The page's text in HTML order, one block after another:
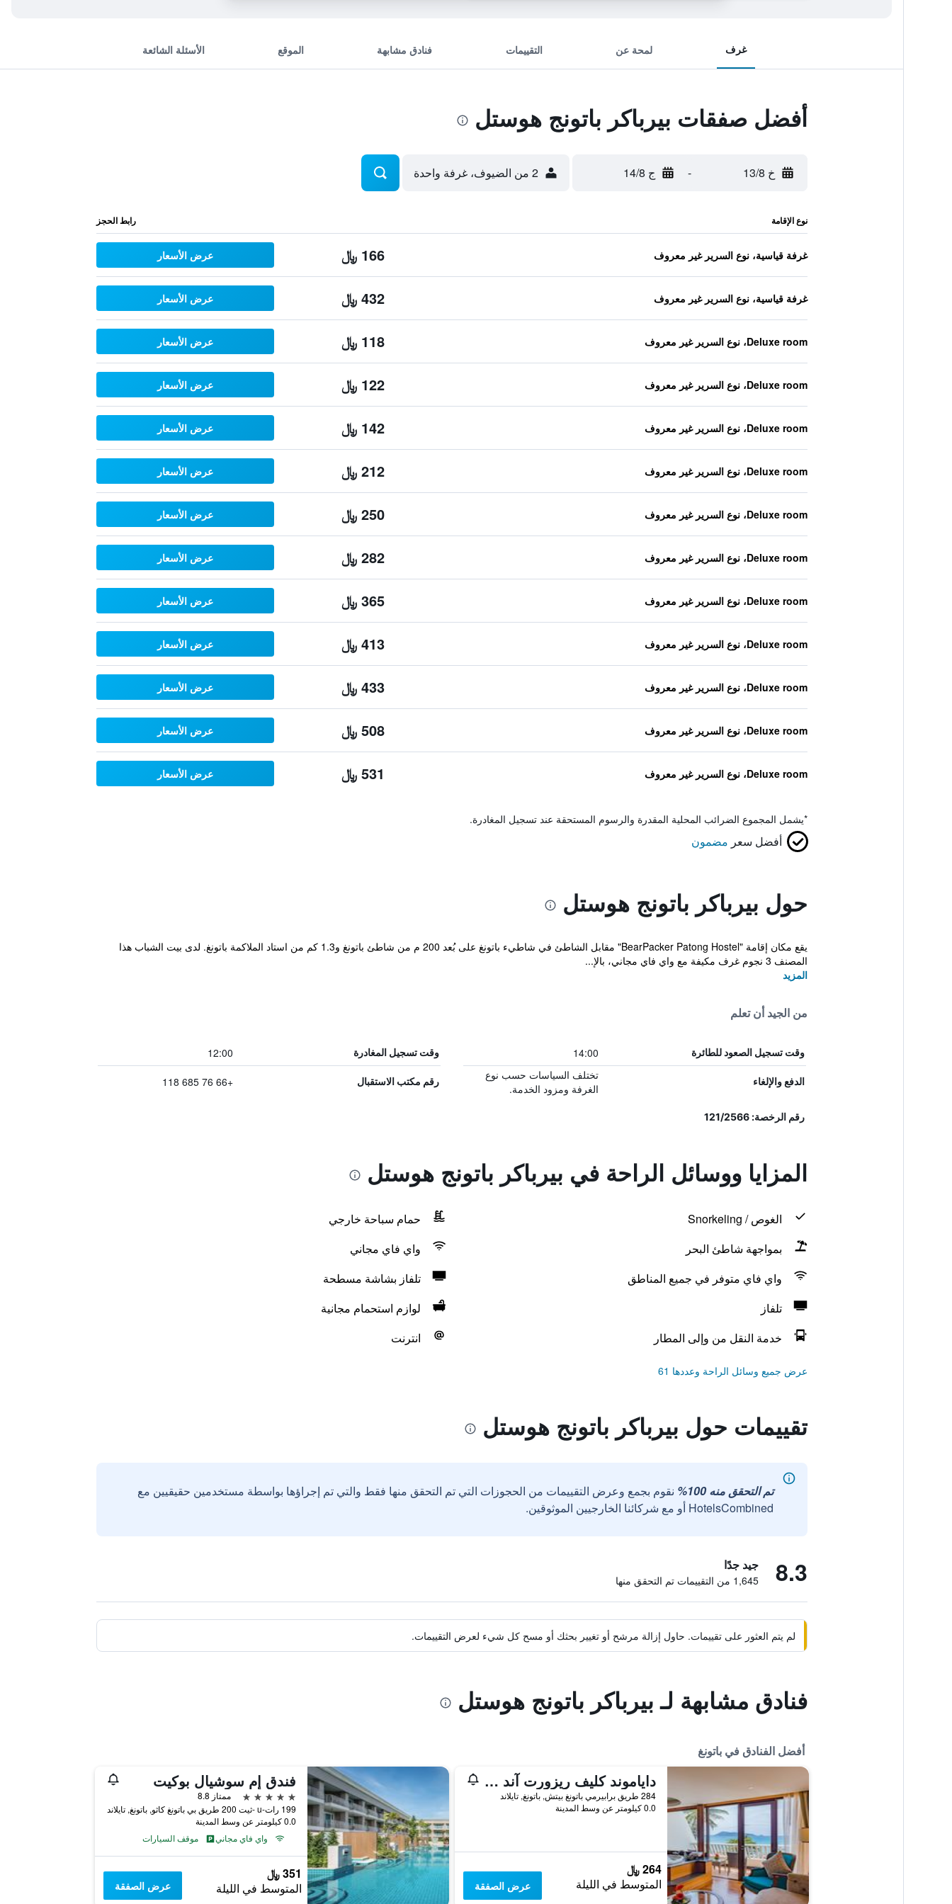
غرف لمحة عن التقييمات فنادق مشابهة الموقع الأسئلة الشائعة
أفضل صفقات بيرباكر باتونج هوستل
خ 13/8 - ج 14/8 2 من الضيوف، غرفة واحدة
نوع الإقامة رابط الحجز
غرفة قياسية، نوع السرير غير معروف 166 ﷼ عرض الأسعار
غرفة قياسية، نوع السرير غير معروف 432 ﷼ عرض الأسعار
Deluxe room، نوع السرير غير معروف 118 ﷼ عرض الأسعار
Deluxe room، نوع السرير غير معروف 122 ﷼ عرض الأسعار
Deluxe room، نوع السرير غير معروف 142 ﷼ عرض الأسعار
Deluxe room، نوع السرير غير معروف 212 ﷼ عرض الأسعار
Deluxe room، نوع السرير غير معروف 250 ﷼ عرض الأسعار
Deluxe room، نوع السرير غير معروف 282 ﷼ عرض الأسعار
Deluxe room، نوع السرير غير معروف 365 ﷼ عرض الأسعار
Deluxe room، نوع السرير غير معروف 413 ﷼ عرض الأسعار
Deluxe room، نوع السرير غير معروف 433 ﷼ عرض الأسعار
Deluxe room، نوع السرير غير معروف 508 ﷼ عرض الأسعار
Deluxe room، نوع السرير غير معروف 531 ﷼ عرض الأسعار
*يشمل المجموع الضرائب المحلية المقدرة والرسوم المستحقة عند تسجيل المغادرة.
أفضل سعر مضمون
حول بيرباكر باتونج هوستل
يقع مكان إقامة "BearPacker Patong Hostel" مقابل الشاطئ في شاطيء باتونغ على بُعد 200 م من شاطئ باتونغ و1.3 كم من استاد الملاكمة باتونغ. لدى بيت الشباب هذا
المصنف 3 نجوم غرف مكيفة مع واي فاي مجاني، بالإ...
المزيد
من الجيد أن تعلم
وقت تسجيل الصعود للطائرة 14:00 وقت تسجيل المغادرة 12:00
الدفع والإلغاء
تختلف السياسات حسب نوع
الغرفة ومزود الخدمة.
رقم مكتب الاستقبال +66 76 685 118
رقم الرخصة: 121/2566
المزايا ووسائل الراحة في بيرباكر باتونج هوستل
الغوص / Snorkeling
حمام سباحة خارجي
بمواجهة شاطئ البحر
واي فاي مجاني
واي فاي متوفر في جميع المناطق
تلفاز بشاشة مسطحة
تلفاز
لوازم استحمام مجانية
خدمة النقل من وإلى المطار
انترنت
عرض جميع وسائل الراحة وعددها 61
تقييمات حول بيرباكر باتونج هوستل
تم التحقق منه 100%
نقوم بجمع وعرض التقييمات من الحجوزات التي تم التحقق منها فقط والتي تم إجراؤها بواسطة مستخدمين حقيقيين مع
HotelsCombined أو مع شركائنا الخارجيين الموثوقين.
8.3 جيد جدًا
1,645 من التقييمات تم التحقق منها
لم يتم العثور على تقييمات. حاول إزالة مرشح أو تغيير بحثك أو مسح كل شيء لعرض التقييمات.
فنادق مشابهة لـ بيرباكر باتونج هوستل
أفضل الفنادق في باتونغ
داياموند كليف ريزورت آند سبا، باتونج بيتش
284 طريق برابيرمي باتونغ بيتش, باتونغ, تايلاند
0.0 كيلومتر عن وسط المدينة
264 ﷼
المتوسط في الليلة عرض الصفقة
فندق إم سوشيال بوكيت
5 نجوم
ممتاز 8.8
199 رات-u -ثيت 200 طريق بي باتونغ كاثو, باتونغ, تايلاند
0.0 كيلومتر عن وسط المدينة
واي فاي مجاني
موقف السيارات
351 ﷼
المتوسط في الليلة عرض الصفقة